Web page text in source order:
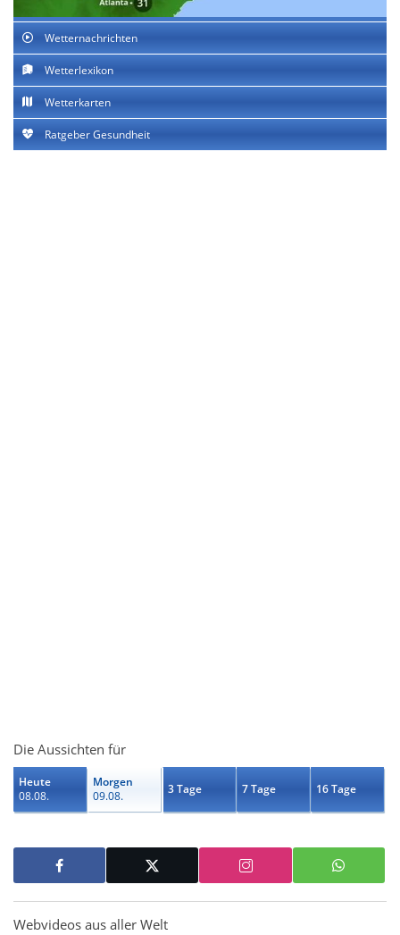
Wetternachrichten
Wetterlexikon
Wetterkarten
Ratgeber Gesundheit
Die Aussichten für
Heute
08.08.
Morgen
09.08.
3 Tage 7 Tage 16 Tage
Webvideos aus aller Welt